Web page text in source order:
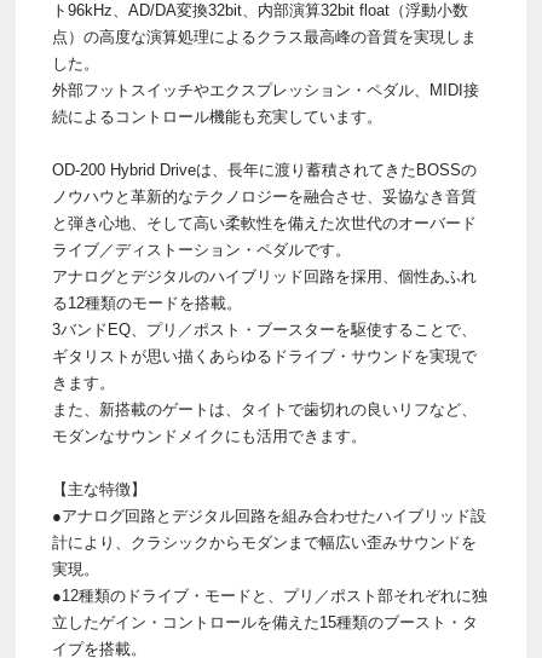
ト96kHz、AD/DA変換32bit、内部演算32bit float（浮動小数
点）の高度な演算処理によるクラス最高峰の音質を実現しま
した。
外部フットスイッチやエクスプレッション・ペダル、MIDI接
続によるコントロール機能も充実しています。
OD-200 Hybrid Driveは、長年に渡り蓄積されてきたBOSSの
ノウハウと革新的なテクノロジーを融合させ、妥協なき音質
と弾き心地、そして高い柔軟性を備えた次世代のオーバード
ライブ／ディストーション・ペダルです。
アナログとデジタルのハイブリッド回路を採用、個性あふれ
る12種類のモードを搭載。
3バンドEQ、プリ／ポスト・ブースターを駆使することで、
ギタリストが思い描くあらゆるドライブ・サウンドを実現で
きます。
また、新搭載のゲートは、タイトで歯切れの良いリフなど、
モダンなサウンドメイクにも活用できます。
【主な特徴】
●アナログ回路とデジタル回路を組み合わせたハイブリッド設
計により、クラシックからモダンまで幅広い歪みサウンドを
実現。
●12種類のドライブ・モードと、プリ／ポスト部それぞれに独
立したゲイン・コントロールを備えた15種類のブースト・タ
イプを搭載。